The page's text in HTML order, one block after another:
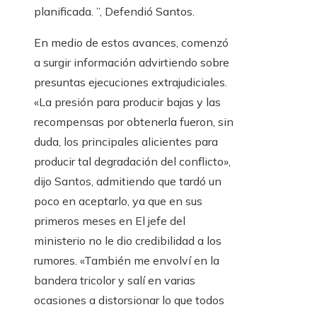
planificada. ”, Defendió Santos.
En medio de estos avances, comenzó
a surgir información advirtiendo sobre
presuntas ejecuciones extrajudiciales.
«La presión para producir bajas y las
recompensas por obtenerla fueron, sin
duda, los principales alicientes para
producir tal degradación del conflicto»,
dijo Santos, admitiendo que tardó un
poco en aceptarlo, ya que en sus
primeros meses en El jefe del
ministerio no le dio credibilidad a los
rumores. «También me envolví en la
bandera tricolor y salí en varias
ocasiones a distorsionar lo que todos